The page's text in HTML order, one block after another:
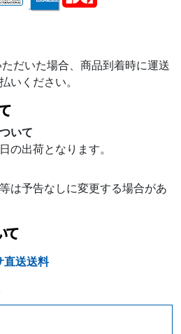
だいた場合、商品到着時に運送
いください。
いて
の出荷となります。
は予告なしに変更する場合があ
て
直送送料